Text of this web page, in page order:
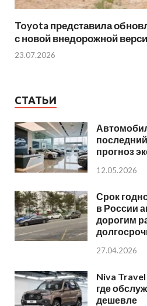
Toyota представила
с новой внедорожной
23.07.2026
СТАТЬИ
прогноз
12.05.2026
Срок
в России
дорогим
27.04.2026
Niva
где
дешевле